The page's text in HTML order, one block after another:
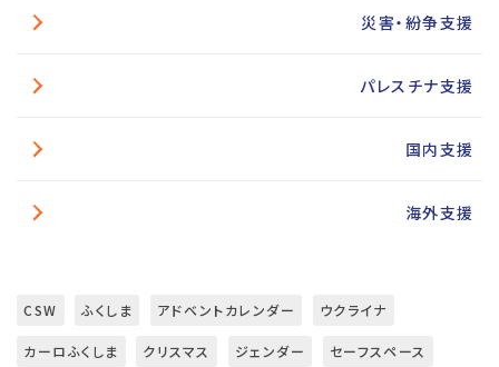
災害・紛争支援
パレスチナ支援
国内支援
海外支援
CSW ふくしま アドベントカレンダー ウクライナ
カーロふくしま クリスマス ジェンダー セーフスペース